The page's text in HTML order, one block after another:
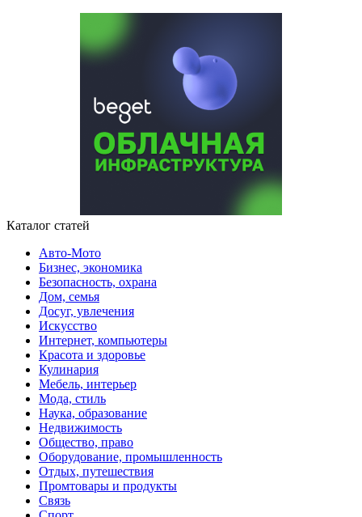
Каталог статей
Авто-Мото
Бизнес, экономика
Безопасность, охрана
Дом, семья
Досуг, увлечения
Искусство
Интернет, компьютеры
Красота и здоровье
Кулинария
Мебель, интерьер
Мода, стиль
Наука, образование
Недвижимость
Общество, право
Оборудование, промышленность
Отдых, путешествия
Промтовары и продукты
Связь